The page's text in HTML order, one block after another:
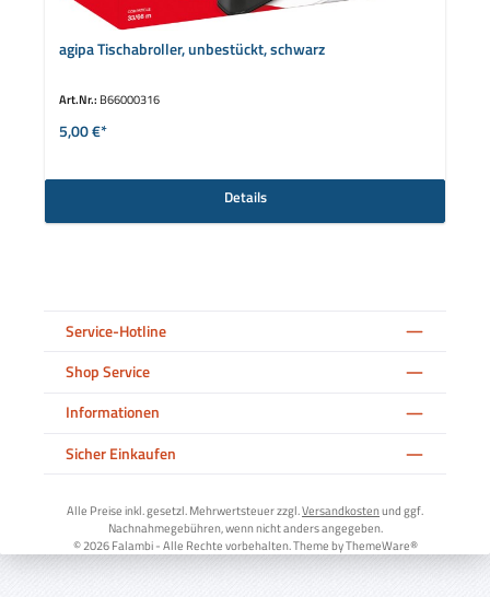
agipa Tischabroller, unbestückt, schwarz
Art.Nr.: B66000316
5,00 €*
Details
Service-Hotline
Shop Service
Informationen
Sicher Einkaufen
Alle Preise inkl. gesetzl. Mehrwertsteuer zzgl.Versandkostenund ggf.
Nachnahmegebühren, wenn nicht anders angegeben.
© 2026 Falambi - Alle Rechte vorbehalten. Theme byThemeWare®